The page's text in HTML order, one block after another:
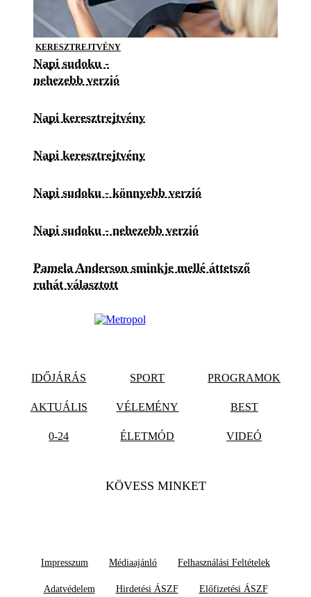
KERESZTREJTVÉNY
Napi sudoku -
nehezebb verzió
Napi keresztrejtvény
Napi keresztrejtvény
Napi sudoku - könnyebb verzió
Napi sudoku - nehezebb verzió
Pamela Anderson sminkje mellé áttetsző
ruhát választott
IDŐJÁRÁS SPORT PROGRAMOK
AKTUÁLIS VÉLEMÉNY BEST
0-24 ÉLETMÓD VIDEÓ
KÖVESS MINKET
Impresszum Médiaajánló Felhasználási Feltételek
Adatvédelem Hirdetési ÁSZF Előfizetési ÁSZF